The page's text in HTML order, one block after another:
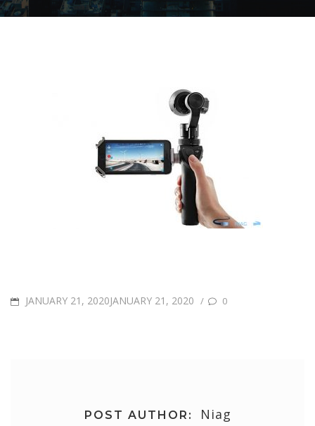
POSTEDJANUARY 21, 2020JANUARY 21, 2020 / 0
POST AUTHOR: Niag